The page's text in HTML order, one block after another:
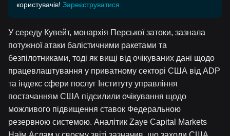
користувачів! Зареєструватися
У середу Кувейт, монархія Перської затоки, зазнала
потужної атаки балістичними ракетами та
безпілотниками, тоді як вищі від очікуваних дані щодо
працевлаштування у приватному секторі США від ADP
та індекс сфери послуг Інституту управління
постачанням США підсилили очікування щодо
можливого підвищення ставок Федеральною
резервною системою. Аналітик Zaye Capital Markets